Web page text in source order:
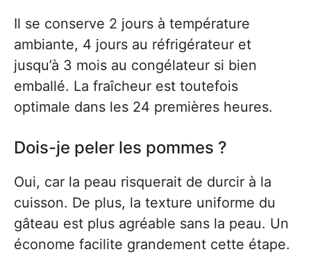
Il se conserve 2 jours à température
ambiante, 4 jours au réfrigérateur et
jusqu’à 3 mois au congélateur si bien
emballé. La fraîcheur est toutefois
optimale dans les 24 premières heures.
Dois-je peler les pommes ?
Oui, car la peau risquerait de durcir à la
cuisson. De plus, la texture uniforme du
gâteau est plus agréable sans la peau. Un
économe facilite grandement cette étape.